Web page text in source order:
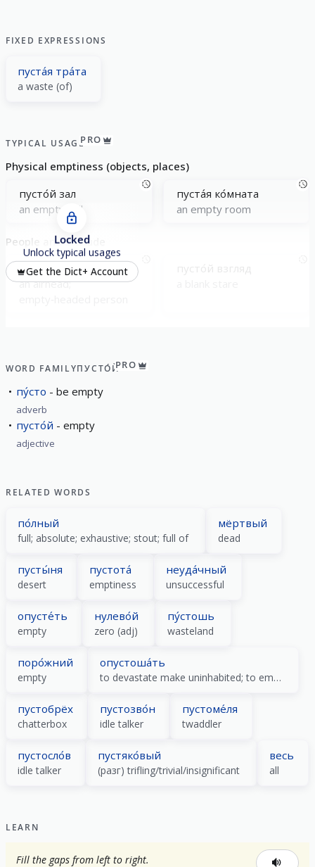
FIXED EXPRESSIONS
пуста́я тра́та
a waste (of)
TYPICAL USAGEPRO
Physical emptiness (objects, places)
пусто́й зал
an empty hall
пуста́я ко́мната
an empty room
People and attitude
пуста́я головá
an airhead;
Locked
Unlock typical usages
Get the Dict+ Account
WORD FAMILYПУСТО́ЙPRO
пу́сто be empty
adverb
пусто́й empty
adjective
RELATED WORDS
по́лный
full; absolute; exhaustive; stout; full of
мёртвый
dead
пусты́ня
desert
пустота́
emptiness
неуда́чный
unsuccessful
опусте́ть
empty
нулево́й
zero (adj)
пу́стошь
wasteland
поро́жний
empty
опустоша́ть
to devastate make uninhabited; to empty
пустобрёх
chatterbox
пустозво́н
idle talker
пустоме́ля
twaddler
пустосло́в
idle talker
пустяко́вый
(разг) trifling/trivial/insignificant
весь
all
LEARN
Fill the gaps from left to right.